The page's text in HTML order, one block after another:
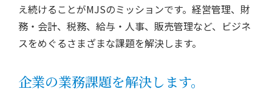
え続けることがMJSのミッションです。経営管理、財
務・会計、税務、給与・人事、販売管理など、ビジネ
スをめぐるさまざまな課題を解決します。
企業の業務課題を解決します。